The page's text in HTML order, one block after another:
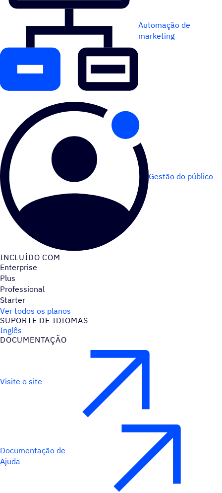
Automação de
marketing
Gestão do público
INCLUÍDO COM
Enterprise
Plus
Professional
Starter
Ver todos os planos
SUPORTE DE IDIOMAS
Inglês
DOCUMENTAÇÃO
Visite o site
Documentação de
Ajuda